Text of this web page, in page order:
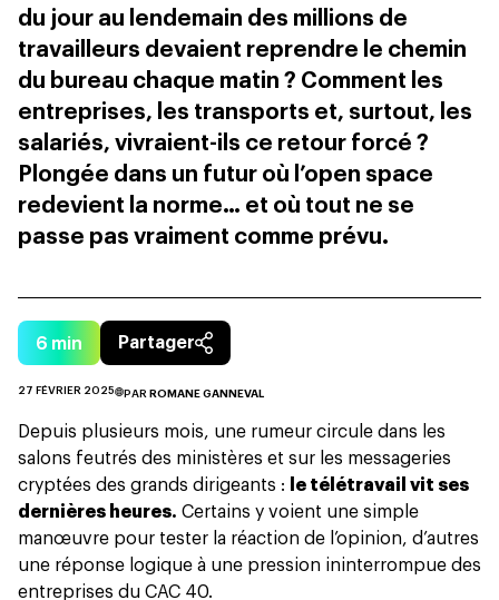
du jour au lendemain des millions de
travailleurs devaient reprendre le chemin
du bureau chaque matin ? Comment les
entreprises, les transports et, surtout, les
salariés, vivraient-ils ce retour forcé ?
Plongée dans un futur où l’open space
redevient la norme… et où tout ne se
passe pas vraiment comme prévu.
6 min Partager
27 FÉVRIER 2025 PAR ROMANE GANNEVAL
Depuis plusieurs mois, une rumeur circule dans les
salons feutrés des ministères et sur les messageries
cryptées des grands dirigeants :
le télétravail vit ses
dernières heures. Certains y voient une simple
manœuvre pour tester la réaction de l’opinion, d’autres
une réponse logique à une pression ininterrompue des
entreprises du CAC 40.